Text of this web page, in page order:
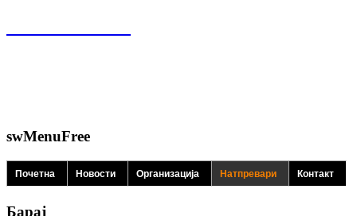
swMenuFree
Почетна Новости Организација Натпревари Контакт
Барај